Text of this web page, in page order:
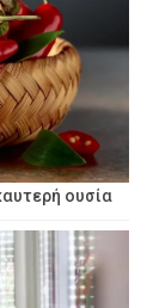
ουσία